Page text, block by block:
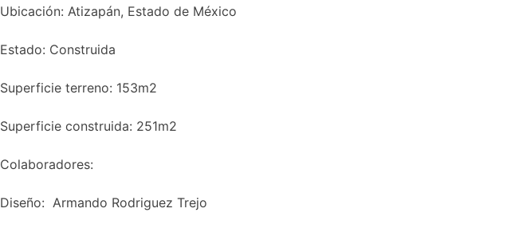
Ubicación: Atizapán, Estado de México
Estado: Construida
Superficie terreno: 153m2
Superficie construida: 251m2​
Colaboradores:
Diseño: Armando Rodriguez Trejo